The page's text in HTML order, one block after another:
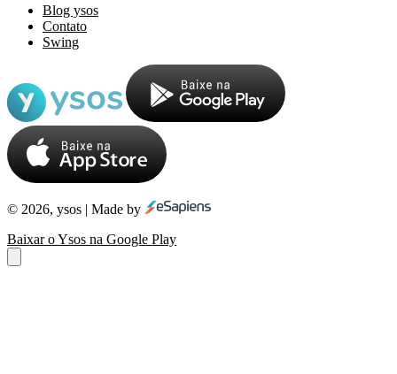
Blog ysos
Contato
Swing
© 2026, ysos | Made by
Baixar o Ysos na Google Play